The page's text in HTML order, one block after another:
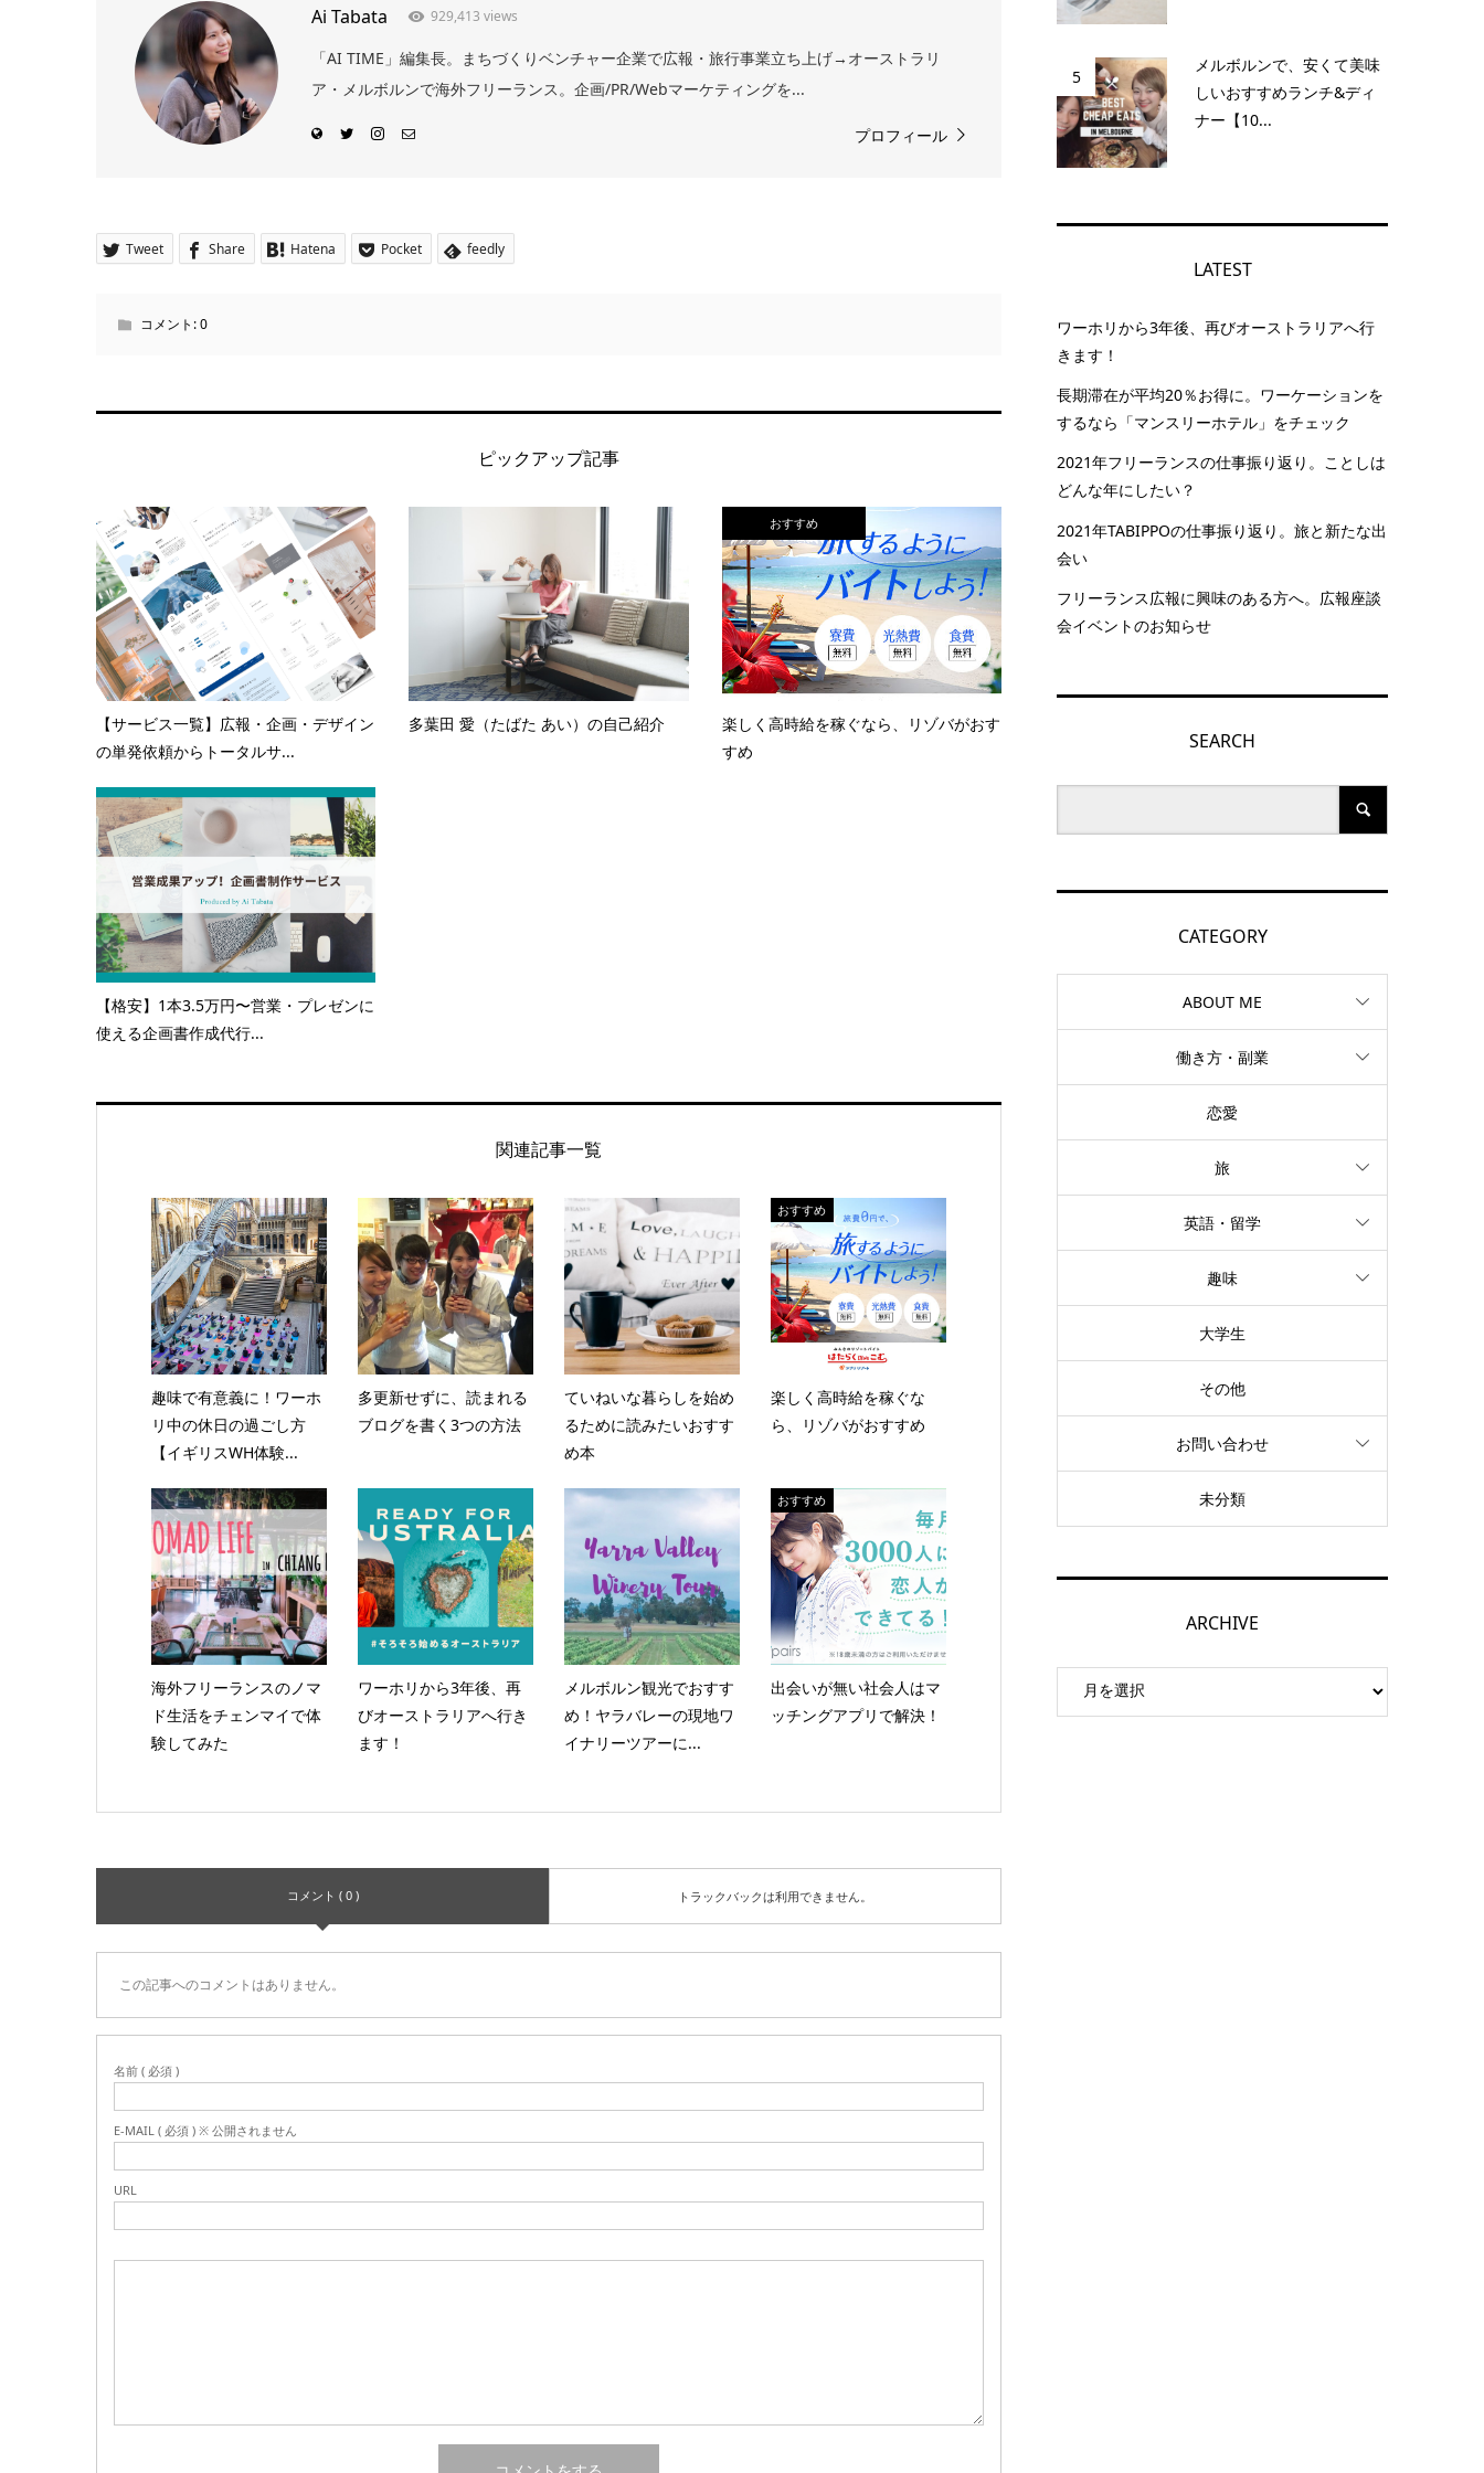
Ai Tabata 929,413 views
「AI TIME」編集長。まちづくりベンチャー企業で広報・旅行事業立ち上げ→オーストラリ
ア・メルボルンで海外フリーランス。企画/PR/Webマーケティングを...
プロフィール
Tweet Share Hatena Pocket feedly
コメント:0
ピックアップ記事
【サービス一覧】広報・企画・デザイン
の単発依頼からトータルサ...
多葉田 愛（たばた あい）の自己紹介
おすすめ
楽しく高時給を稼ぐなら、リゾバがおす
すめ
【格安】1本3.5万円〜営業・プレゼンに
使える企画書作成代行...
関連記事一覧
趣味で有意義に！ワーホ
リ中の休日の過ごし方
【イギリスWH体験...
多更新せずに、読まれる
ブログを書く3つの方法
ていねいな暮らしを始め
るために読みたいおすす
め本
おすすめ
楽しく高時給を稼ぐな
ら、リゾバがおすすめ
海外フリーランスのノマ
ド生活をチェンマイで体
験してみた
ワーホリから3年後、再
びオーストラリアへ行き
ます！
メルボルン観光でおすす
め！ヤラバレーの現地ワ
イナリーツアーに...
おすすめ
出会いが無い社会人はマ
ッチングアプリで解決！
コメント ( 0 ) トラックバックは利用できません。
この記事へのコメントはありません。
名前 ( 必須 )
E-MAIL ( 必須 ) ※ 公開されません
URL
5
メルボルンで、安くて美味
しいおすすめランチ&ディ
ナー【10...
LATEST
ワーホリから3年後、再びオーストラリアへ行
きます！
長期滞在が平均20％お得に。ワーケーションを
するなら「マンスリーホテル」をチェック
2021年フリーランスの仕事振り返り。ことしは
どんな年にしたい？
2021年TABIPPOの仕事振り返り。旅と新たな出
会い
フリーランス広報に興味のある方へ。広報座談
会イベントのお知らせ
SEARCH
CATEGORY
ABOUT ME
働き方・副業
恋愛
旅
英語・留学
趣味
大学生
その他
お問い合わせ
未分類
ARCHIVE